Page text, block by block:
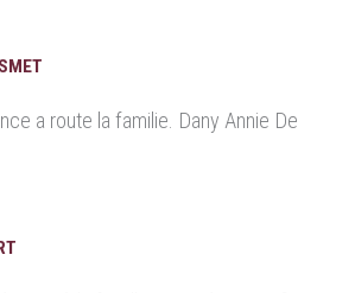
a route la familie. Dany Annie De